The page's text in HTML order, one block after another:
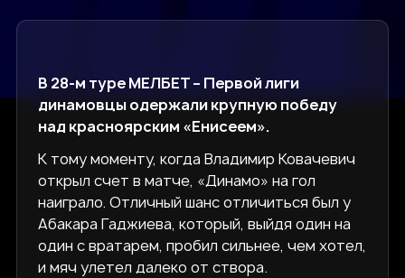
В 28-м туре МЕЛБЕТ – Первой лиги
динамовцы одержали крупную победу
над красноярским «Енисеем».
К тому моменту, когда Владимир Ковачевич
открыл счет в матче, «Динамо» на гол
наиграло. Отличный шанс отличиться был у
Абакара Гаджиева, который, выйдя один на
один с вратарем, пробил сильнее, чем хотел,
и мяч улетел далеко от створа.